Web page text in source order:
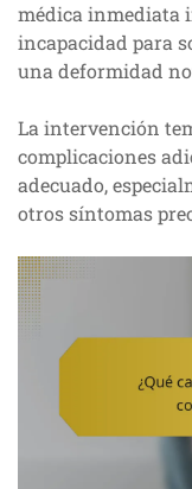
médica inmediata
incapacidad para
una deformidad
La intervención
complicaciones
adecuado,
otros síntomas